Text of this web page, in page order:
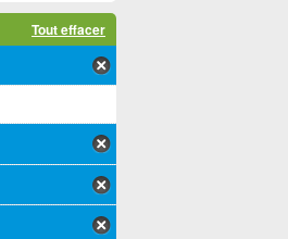
Tout effacer